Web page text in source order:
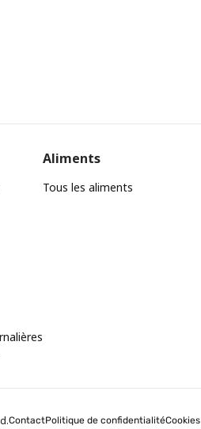
Aliments
Tous les aliments
ContactPolitique de confidentialitéCookies